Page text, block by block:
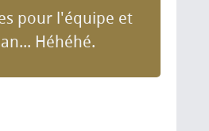
pour l'équipe et
Héhéhé.